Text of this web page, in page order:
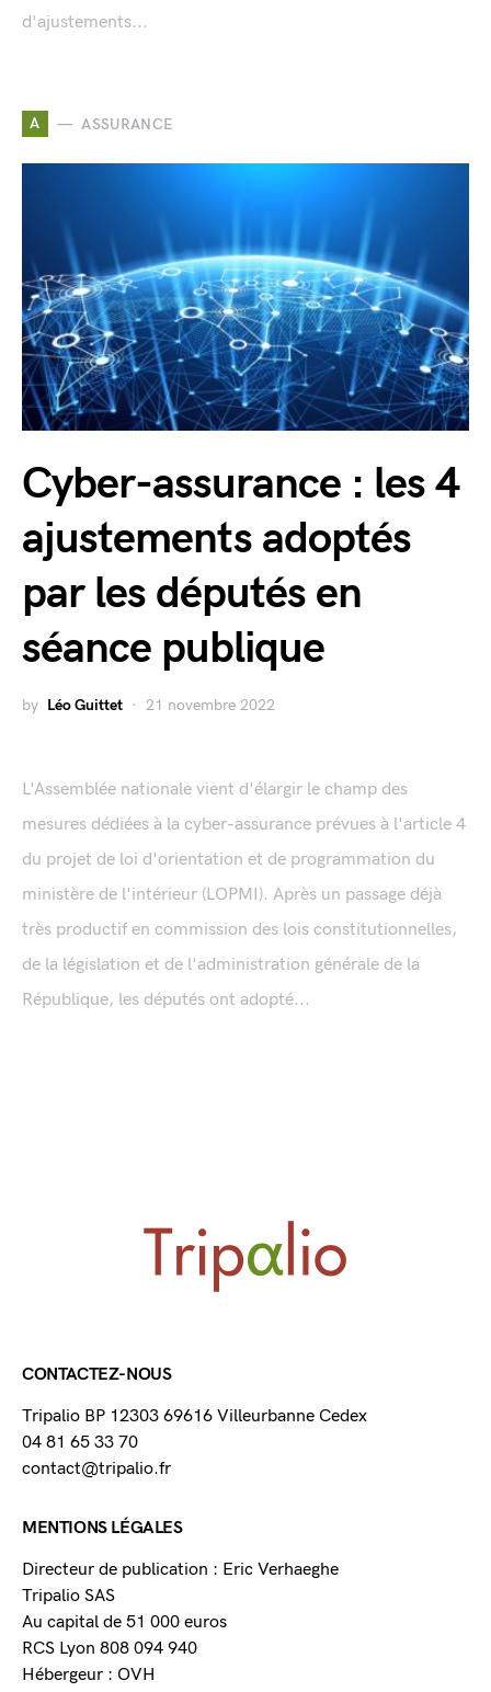
d'ajustements...
A ASSURANCE
Cyber-assurance : les 4
ajustements adoptés
par les députés en
séance publique
by Léo Guittet 21 novembre 2022
L'Assemblée nationale vient d'élargir le champ des
mesures dédiées à la cyber-assurance prévues à l'article 4
du projet de loi d'orientation et de programmation du
ministère de l'intérieur (LOPMI). Après un passage déjà
très productif en commission des lois constitutionnelles,
de la législation et de l'administration générale de la
République, les députés ont adopté...
CONTACTEZ-NOUS
Tripalio BP 12303 69616 Villeurbanne Cedex
04 81 65 33 70
contact@tripalio.fr
MENTIONS LÉGALES
Directeur de publication : Eric Verhaeghe
Tripalio SAS
Au capital de 51 000 euros
RCS Lyon 808 094 940
Hébergeur : OVH